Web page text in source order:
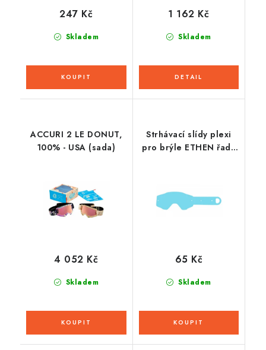
Skladem
247 Kč
Skladem
1 162 Kč
ACCURI 2 LE DONUT,
100% - USA (sada)
Skladem
4 052 Kč
Strhávací slídy plexi
pro brýle ETHEN řady
Skladem
65 Kč